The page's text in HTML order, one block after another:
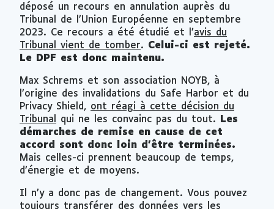
déposé un recours en annulation auprès du
Tribunal de l’Union Européenne en septembre
2023. Ce recours a été étudié et l’avis du
Tribunal vient de tomber. Celui-ci est rejeté.
Le DPF est donc maintenu.
Max Schrems et son association NOYB, à
l’origine des invalidations du Safe Harbor et du
Privacy Shield, ont réagi à cette décision du
Tribunal
qui ne les convainc pas du tout.
Les
démarches de remise en cause de cet
accord sont donc loin d’être terminées.
Mais celles-ci prennent beaucoup de temps,
d’énergie et de moyens.
Il n’y a donc pas de changement. Vous pouvez
toujours transférer des données vers les